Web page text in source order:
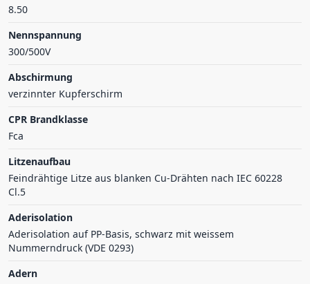
8.50
Nennspannung
300/500V
Abschirmung
verzinnter Kupferschirm
CPR Brandklasse
Fca
Litzenaufbau
Feindrähtige Litze aus blanken Cu-Drähten nach IEC 60228
Cl.5
Aderisolation
Aderisolation auf PP-Basis, schwarz mit weissem
Nummerndruck (VDE 0293)
Adern